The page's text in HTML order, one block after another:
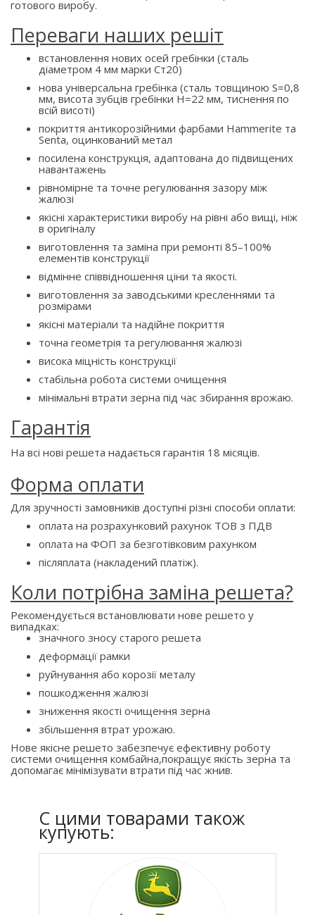
готового виробу.
Переваги наших решіт
встановлення нових осей гребінки (сталь
діаметром 4 мм марки Ст20)
нова універсальна гребінка (сталь товщиною S=0,8
мм, висота зубців гребінки H=22 мм, тиснення по
всій висоті)
покриття антикорозійними фарбами Hammerite та
Senta, оцинкований метал
посилена конструкція, адаптована до підвищених
навантажень
рівномірне та точне регулювання зазору між
жалюзі
якісні характеристики виробу на рівні або вищі, ніж
в оригіналу
виготовлення та заміна при ремонті 85–100%
елементів конструкції
відмінне співвідношення ціни та якості.
виготовлення за заводськими кресленнями та
розмірами
якісні матеріали та надійне покриття
точна геометрія та регулювання жалюзі
висока міцність конструкції
стабільна робота системи очищення
мінімальні втрати зерна під час збирання врожаю.
Гарантія
На всі нові решета надається гарантія 18 місяців.
Форма оплати
Для зручності замовників доступні різні способи оплати:
оплата на розрахунковий рахунок ТОВ з ПДВ
оплата на ФОП за безготівковим рахунком
післяплата (накладений платіж).
Коли потрібна заміна решета?
Рекомендується встановлювати нове решето у
випадках:
значного зносу старого решета
деформації рамки
руйнування або корозії металу
пошкодження жалюзі
зниження якості очищення зерна
збільшення втрат урожаю.
Нове якісне решето забезпечує ефективну роботу
системи очищення комбайна,покращує якість зерна та
допомагає мінімізувати втрати під час жнив.
C цими товарами також
купують: